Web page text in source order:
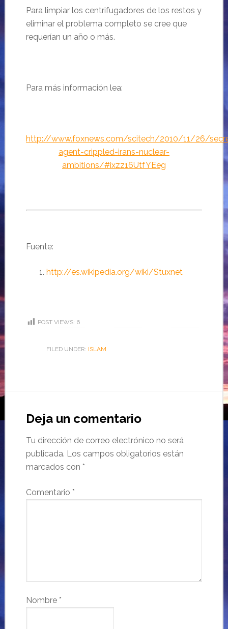
Paralimpiar los centrifugadores de los restos y
eliminarel problema completo se cree que
requerían un año o más.
Para más información lea:
http://www.foxnews.com/scitech/2010/11/26/
agent-crippled-irans-nuclear-
ambitions/#ixzz16UtfYEeg
Fuente:
http://es.wikipedia.org/wiki/Stuxnet
POST VIEWS: 6
FILED UNDER: ISLAM
Deja un comentario
Tu dirección de correo electrónico no será
publicada. Los campos obligatorios están
marcados con *
Comentario *
Nombre *